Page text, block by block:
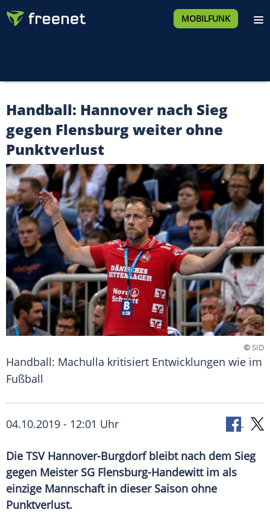
MOBILFUNK
Handball: Hannover nach Sieg
gegen Flensburg weiter ohne
Punktverlust
©SID
Handball: Machulla kritisiert Entwicklungen wie im
Fußball
04.10.2019 - 12:01 Uhr
Die TSV Hannover-Burgdorf bleibt nach dem Sieg
gegen Meister SG Flensburg-Handewitt im als
einzige Mannschaft in dieser Saison ohne
Punktverlust.